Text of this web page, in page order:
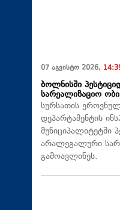
07 აგვისტო 2026,
ბოლნისში
სარეალიზაციო
სურსათის
დეპარტამენტის
მუნიციპალიტეტში
არალეგალური
გამოავლინეს.